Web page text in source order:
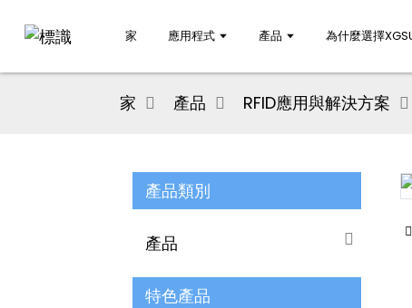
家 應用程式 產品 為什麼選擇
家 產品 RFID應用與解決方案
產品類別
產品
特色產品
Loading...
Loading...